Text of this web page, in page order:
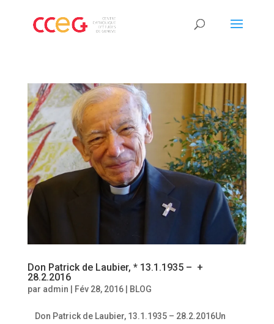
Don Patrick de Laubier, * 13.1.1935 – +
28.2.2016
par admin Fév 28, 2016| BLOG
Don Patrick de Laubier, 13.1.1935 – 28.2.2016Un